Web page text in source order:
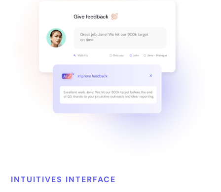
INTUITIVES INTERFACE